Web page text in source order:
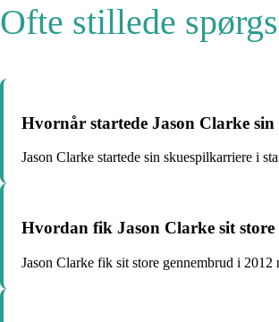
Ofte stillede
Hvornår startede Jason Clarke
Jason Clarke startede sin skuespilkarriere i
Hvordan fik Jason Clarke sit store
Jason Clarke fik sit store gennembrud i